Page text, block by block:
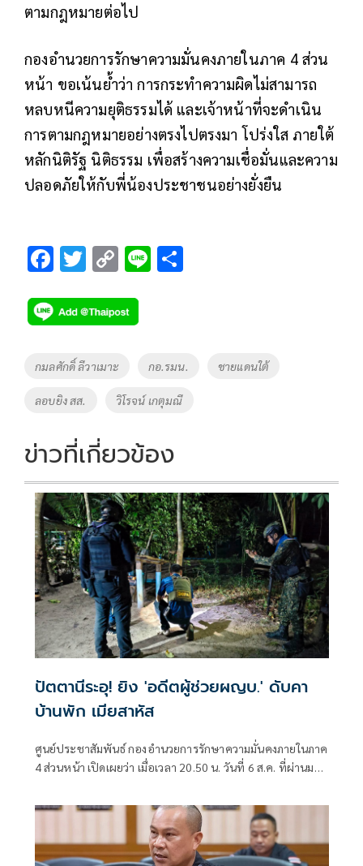
ตามกฎหมายต่อไป
กองอำนวยการรักษาความมั่นคงภายในภาค 4 ส่วน
หน้า ขอเน้นย้ำว่า การกระทำความผิดไม่สามารถ
หลบหนีความยุติธรรมได้ และเจ้าหน้าที่จะดำเนิน
การตามกฎหมายอย่างตรงไปตรงมา โปร่งใส ภายใต้
หลักนิติรัฐ นิติธรรม เพื่อสร้างความเชื่อมั่นและความ
ปลอดภัยให้กับพี่น้องประชาชนอย่างยั่งยืน
F
e
b
o
o
k
T
tt
er
C
p
y
Li
n
k
Li
Tags
กมลศักดิ์ ลีวาเมาะ กอ.รมน. ชายแดนใต้
ลอบยิง สส. วิโรจน์ เกตุมณี
ข่าวที่เกี่ยวข้อง
ปัตตานีระอุ! ยิง 'อดีตผู้ช่วยผญบ.' ดับคา
บ้านพัก เมียสาหัส
ศูนย์ประชาสัมพันธ์ กองอำนวยการรักษาความมั่นคงภายในภาค
4 ส่วนหน้า เปิดเผยว่า เมื่อเวลา 20.50 น. วันที่ 6 ส.ค. ที่ผ่านมา
อาแว อดีตผู้ช่วยผู้ใหญ่บ้านหมู่ที่ 5